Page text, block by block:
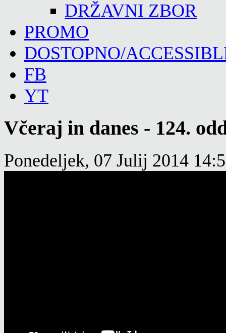
DRŽAVNI ZBOR
PROMO
DOSTOPNO/
FB
YT
Včeraj in danes - 124.
Ponedeljek, 07 Julij 2014